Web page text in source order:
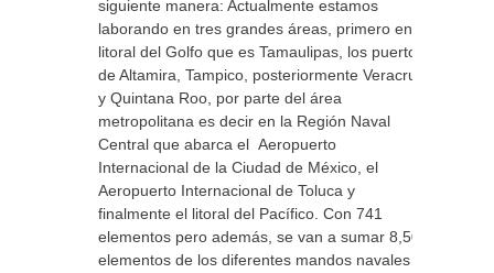
siguiente manera: Actualmente estamos
laborando en tres grandes áreas, primero en el
litoral del Golfo que es Tamaulipas, los puertos
de Altamira, Tampico, posteriormente Veracruz
y Quintana Roo, por parte del área
metropolitana es decir en la Región Naval
Central que abarca el Aeropuerto
Internacional de la Ciudad de México, el
Aeropuerto Internacional de Toluca y
finalmente el litoral del Pacífico. Con 741
elementos pero además, se van a sumar 8,500
elementos de los diferentes mandos navales